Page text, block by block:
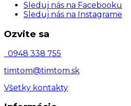
Sleduj nás na Facebooku
Sleduj nás na Instagrame
Ozvite sa
0948 338 755
timtom@timtom.sk
Všetky kontakty